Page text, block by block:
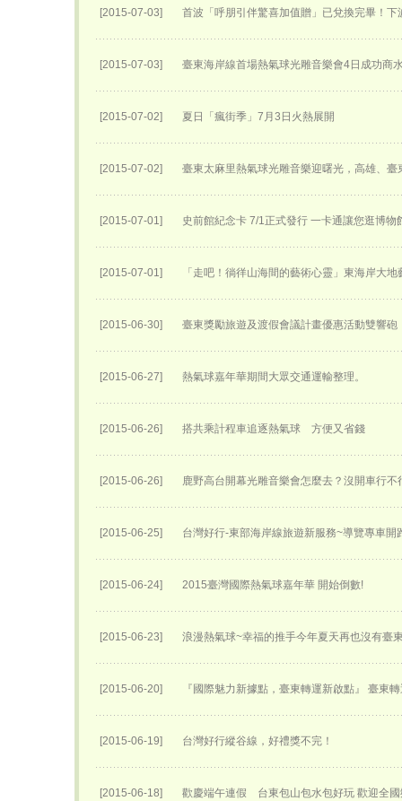
[2015-07-03] 首波「呼朋引伴驚喜加值贈」已兌換完畢！下
[2015-07-03] 臺東海岸線首場熱氣球光雕音樂會4日成功商
[2015-07-02] 夏日「瘋街季」7月3日火熱展開
[2015-07-02] 臺東太麻里熱氣球光雕音樂迎曙光，高雄、
[2015-07-01] 史前館紀念卡 7/1正式發行 一卡通讓您逛博物
[2015-07-01] 「走吧！徜徉山海間的藝術心靈」東海岸大
[2015-06-30] 臺東獎勵旅遊及渡假會議計畫優惠活動雙響砲
[2015-06-27] 熱氣球嘉年華期間大眾交通運輸整理。
[2015-06-26] 搭共乘計程車追逐熱氣球 方便又省錢
[2015-06-26] 鹿野高台開幕光雕音樂會怎麼去？沒開車行不
[2015-06-25] 台灣好行-東部海岸線旅遊新服務~導覽專車開
[2015-06-24] 2015臺灣國際熱氣球嘉年華 開始倒數!
[2015-06-23] 浪漫熱氣球~幸福的推手今年夏天再也沒有臺
[2015-06-20] 『國際魅力新據點，臺東轉運新啟點』 臺東轉
[2015-06-19] 台灣好行縱谷線，好禮獎不完！
[2015-06-18] 歡慶端午連假 台東包山包水包好玩 歡迎全